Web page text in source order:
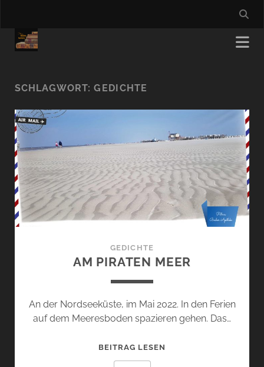
SCHLAGWORT:GEDICHTE
GEDICHTE
AM PIRATEN MEER
An der Nordseeküste, im Mai 2022. In den Ferien
auf dem Meeresboden spazieren gehen. Das…
BEITRAG LESEN